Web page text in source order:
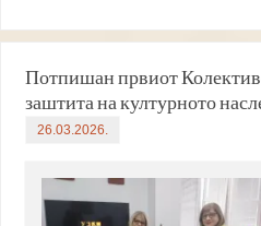
Потпишан првиот
заштита на културното
26.03.2026.